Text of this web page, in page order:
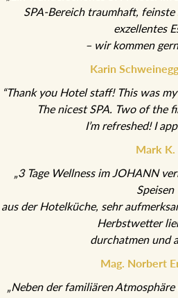
„Ein wunderschönes SPA Hotel im
SPA-Bereich traumhaft, feinste
exzellentes
– wir kommen
Karin
“Thank you Hotel staff! This was
The nicest SPA. Two of the
I’m refreshed! I
Mark K.
„3 Tage Wellness im JOHANN
Speisen
aus der Hotelküche, sehr
durchatmen und
Mag. Norbert